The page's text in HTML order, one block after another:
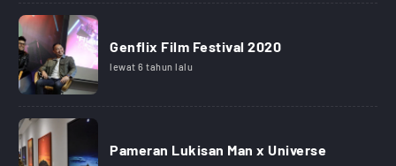
Genflix Film Festival 2020
lewat 6 tahun lalu
Pameran Lukisan Man x Universe